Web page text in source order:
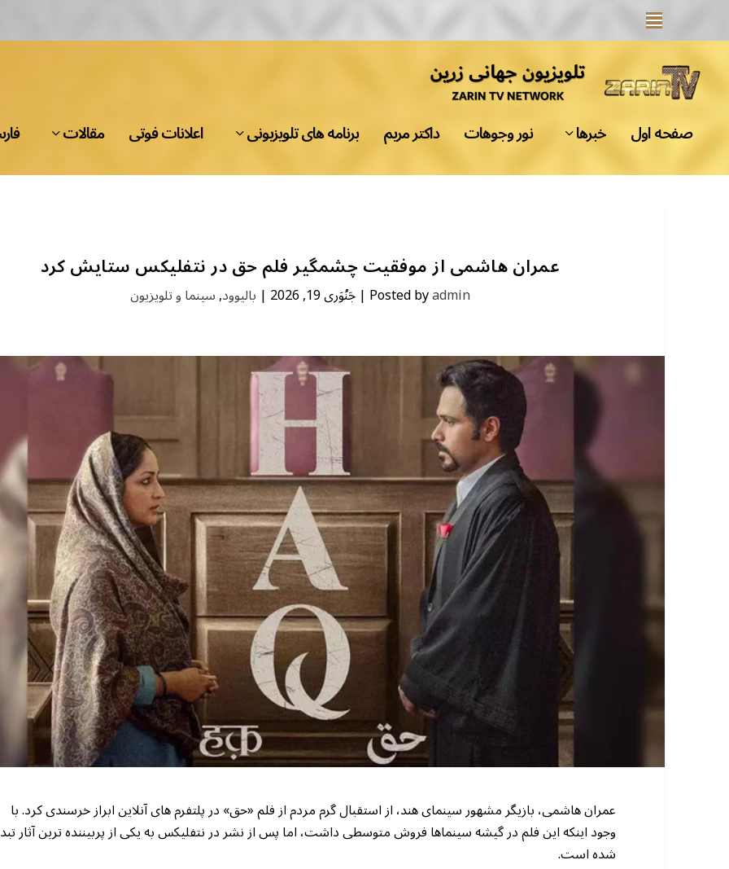
صفحه اول خبرها نور وجوهات داکتر مریم برنامه های تلویزیونی اعلانات فوتی مقالات
عمران هاشمی از موفقیت چشمگیر فلم حق در نتفلیکس ستایش کرد
Posted byadmin
| جَنُوَری 19, 2026 | بالیوود,سینما و تلویزیون
عمران هاشمی، بازیگر مشهور سینمای هند، از استقبال گرم مردم از فلم «حق» در پلتفرم های آنلاین ابراز خرسندی کرد. با
وجود اینکه این فلم در گیشه سینماها فروش متوسطی داشت، اما پس از نشر در نتفلیکس به یکی از پربیننده ترین آثار
شده است.